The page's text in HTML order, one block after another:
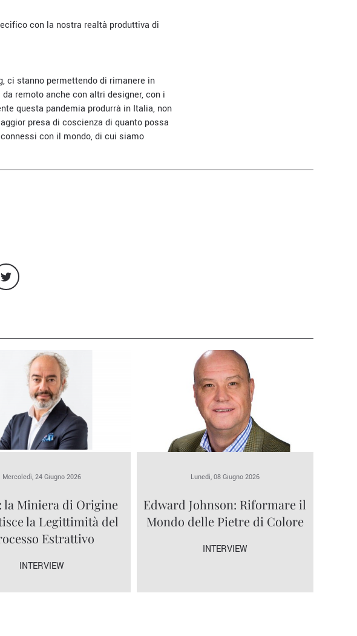
con la nostra realtà produttiva di
ci stanno permettendo di rimanere in
remoto anche con altri designer, con i
questa pandemia produrrà in Italia, non
presa di coscienza di quanto possa
con il mondo, di cui siamo
Mercoledì, 24 Giugno 2026
la Miniera di Origine
la Legittimità del
Estrattivo
INTERVIEW
Lunedì, 08 Giugno 2026
Edward Johnson: Riformare il
Mondo delle Pietre di Colore
INTERVIEW